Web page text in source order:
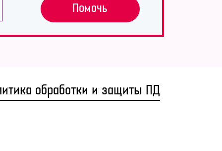
Помочь
обработки и защиты ПД